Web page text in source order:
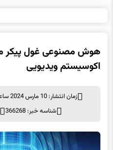
اکوسیستم ویدیویی
شناسه خبر: 366268